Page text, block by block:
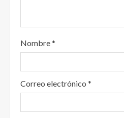
Nombre*
Correo electrónico *